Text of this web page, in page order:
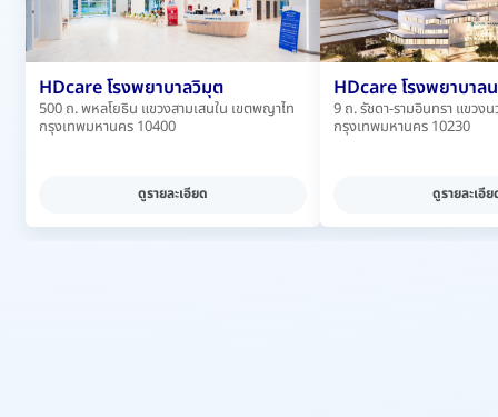
HDcare โรงพยาบาลวิมุต
500 ถ. พหลโยธิน แขวงสามเสนใน เขตพญาไท
กรุงเทพมหานคร 10400
ดูรายละเอียด
HDcare โรงพยาบาล
9 ถ. รัชดา-รามอินทรา แขวง
กรุงเทพมหานคร 10230
ดูรายละเอี